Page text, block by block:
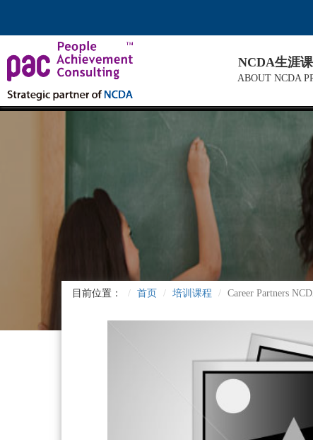
NCDA生涯
ABOUT NCDA
目前位置： 首页 培训课程 Career Partners